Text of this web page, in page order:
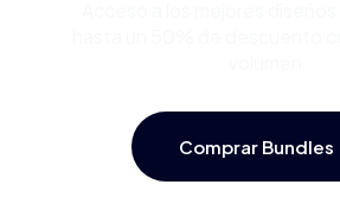
Comprar Bundles